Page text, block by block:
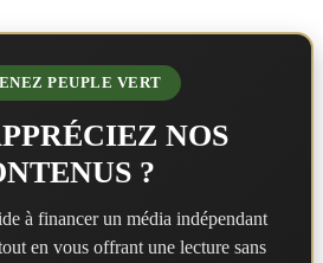
PEUPLE VERT
NOS
?
à financer un média indépendant
en vous offrant une lecture sans